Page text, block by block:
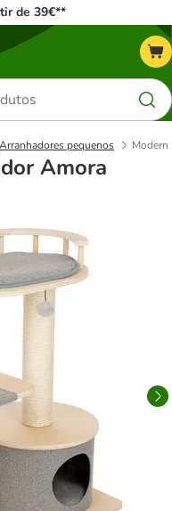
de 39€**
Arranhadores pequenos
Amora